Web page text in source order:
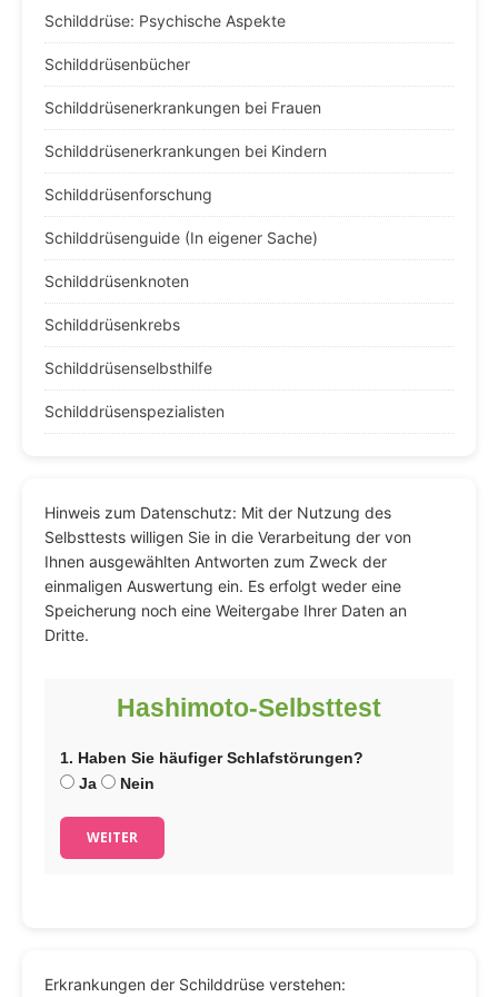
Schilddrüse: Psychische Aspekte
Schilddrüsenbücher
Schilddrüsenerkrankungen bei Frauen
Schilddrüsenerkrankungen bei Kindern
Schilddrüsenforschung
Schilddrüsenguide (In eigener Sache)
Schilddrüsenknoten
Schilddrüsenkrebs
Schilddrüsenselbsthilfe
Schilddrüsenspezialisten
Hinweis zum Datenschutz: Mit der Nutzung des
Selbsttests willigen Sie in die Verarbeitung der von
Ihnen ausgewählten Antworten zum Zweck der
einmaligen Auswertung ein. Es erfolgt weder eine
Speicherung noch eine Weitergabe Ihrer Daten an
Dritte.
Hashimoto-Selbsttest
1. Haben Sie häufiger Schlafstörungen?
Ja
Nein
WEITER
Erkrankungen der Schilddrüse verstehen: